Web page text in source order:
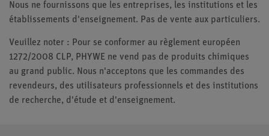
Nous ne fournissons que les entreprises, les institutions et les
établissements d'enseignement. Pas de vente aux particuliers.
Veuillez noter : Pour se conformer au règlement européen
1272/2008 CLP, PHYWE ne vend pas de produits chimiques
au grand public. Nous n'acceptons que les commandes des
revendeurs, des utilisateurs professionnels et des institutions
de recherche, d'étude et d'enseignement.